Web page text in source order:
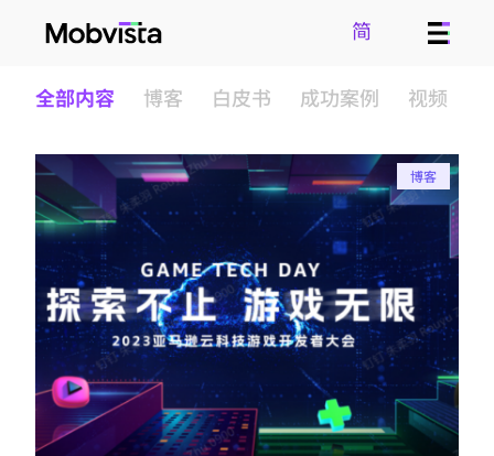
简
全部内容 博客 白皮书 成功案例 视频
博客